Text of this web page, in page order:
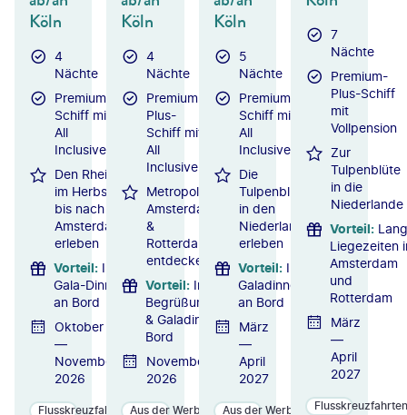
Köln
4
Nächte
Premium-
Schiff mit
All
Inclusive
Den Rhein
im Herbst
bis nach
Amsterdam
erleben
Vorteil: Inkl.
Gala-Dinner
an Bord
Oktober
—
November
2026
Flusskreuzfahrten
Köln
4
Nächte
Premium-
Plus-
Schiff mit
All
Inclusive
Metropolen
Amsterdam
&
Rotterdam
entdecken
Vorteil: Inkl.
Begrüßungsgetränk
& Galadinner an
Bord
November
2026
Aus der Werbung
Köln
5
Nächte
Premium-
Schiff mit
All
Inclusive
Die
Tulpenblüte
in den
Niederlanden
erleben
Vorteil: Inkl.
Galadinner
an Bord
März
—
April
2027
Aus der Werbung
7
Nächte
Premium-
Plus-Schiff
mit
Vollpension
Zur
Tulpenblüte
in die
Niederlande
Vorteil:
Liegezeiten
Amsterdam
und
Rotterdam
März
—
April
2027
Flusskreuzfahrten